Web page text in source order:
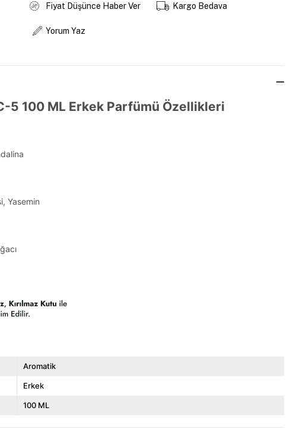
Fiyat Düşünce Haber Ver Kargo Bedava
Yorum Yaz
5 100 ML Erkek Parfümü Özellikleri
Yasemin
Aromatik
Erkek
100 ML